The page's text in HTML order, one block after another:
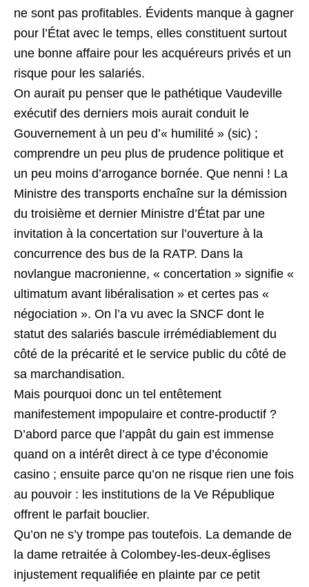
ne sont pas profitables. Évidents manque à gagner
pour l’État avec le temps, elles constituent surtout
une bonne affaire pour les acquéreurs privés et un
risque pour les salariés.
On aurait pu penser que le pathétique Vaudeville
exécutif des derniers mois aurait conduit le
Gouvernement à un peu d’« humilité » (sic) ;
comprendre un peu plus de prudence politique et
un peu moins d’arrogance bornée. Que nenni ! La
Ministre des transports enchaîne sur la démission
du troisième et dernier Ministre d’État par une
invitation à la concertation sur l’ouverture à la
concurrence des bus de la RATP. Dans la
novlangue macronienne, « concertation » signifie «
ultimatum avant libéralisation » et certes pas «
négociation ». On l’a vu avec la SNCF dont le
statut des salariés bascule irrémédiablement du
côté de la précarité et le service public du côté de
sa marchandisation.
Mais pourquoi donc un tel entêtement
manifestement impopulaire et contre-productif ?
D’abord parce que l’appât du gain est immense
quand on a intérêt direct à ce type d’économie
casino ; ensuite parce qu’on ne risque rien une fois
au pouvoir : les institutions de la Ve République
offrent le parfait bouclier.
Qu’on ne s’y trompe pas toutefois. La demande de
la dame retraitée à Colombey-les-deux-églises
injustement requalifiée en plainte par ce petit